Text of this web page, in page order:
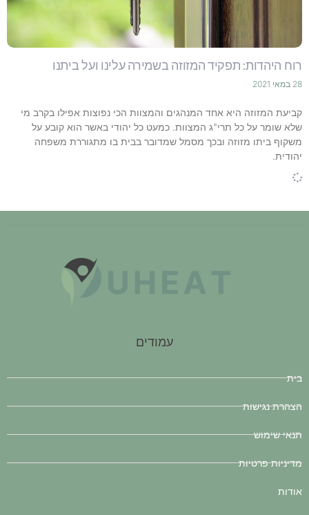
רוח היהדות: תפקיד המזוזה בשמירה עלינו ועל ביתנו
28 במאי 2021
קביעת המזוזה היא אחד המנהגים והמצוות הכי נפוצות אפילו בקרב מי
שלא שומר על כל תרי"ג המצוות. כמעט כל יהודי באשר הוא קובע על
משקוף ביתו מזוזה ובכך מסמל שמדובר בבית בו מתגוררת משפחה
יהודית.
עמודים
בית
הצהרת נגישות
תנאי שימוש
מדיניות פרטיות
אודות